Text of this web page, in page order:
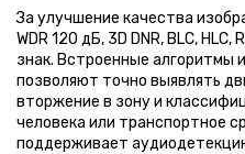
За улучшение качества
WDR 120 дБ, 3D DNR, BLC,
знак. Встроенные алгоритмы
позволяют точно выявлять
вторжение в зону и
человека или транспортное
поддерживает